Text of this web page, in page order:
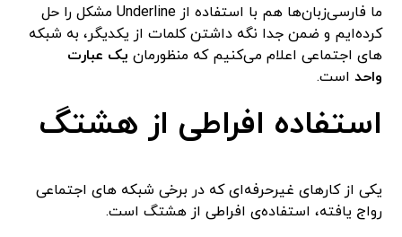
ما فارسی‌زبان‌ها هم با استفاده از Underline مشکل را حل
کرده‌ایم و ضمن جدا نگه داشتن کلمات از یکدیگر، به شبکه
های اجتماعی اعلام می‌کنیم که منظورمان یک عبارت
واحد است.
استفاده افراطی از هشتگ
یکی از کارهای غیرحرفه‌ای که در برخی شبکه های اجتماعی
رواج یافته، استفاده‌ی افراطی از هشتگ است.